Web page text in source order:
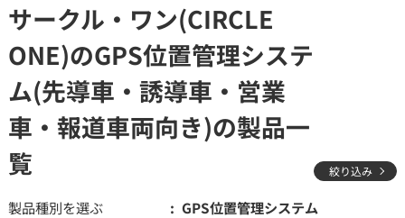
サークル・ワン(CIRCLE
ONE)のGPS位置管理システ
ム(先導車・誘導車・営業
車・報道車両向き)の製品一
覧
絞り込み
製品種別を選ぶ
GPS位置管理システム